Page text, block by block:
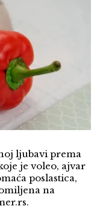
ljubavi prema
je voleo, ajvar
poslastica,
na